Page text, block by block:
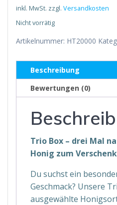
Preis
war:
17,00 €
inkl. MwSt. zzgl. Versandkosten
Nicht vorrätig
Artikelnummer: HT20000
Beschreibung
Bewertungen (0)
Trio Box – drei Mal
Honig zum
Du suchst ein
Geschmack? Unsere
ausgewählte